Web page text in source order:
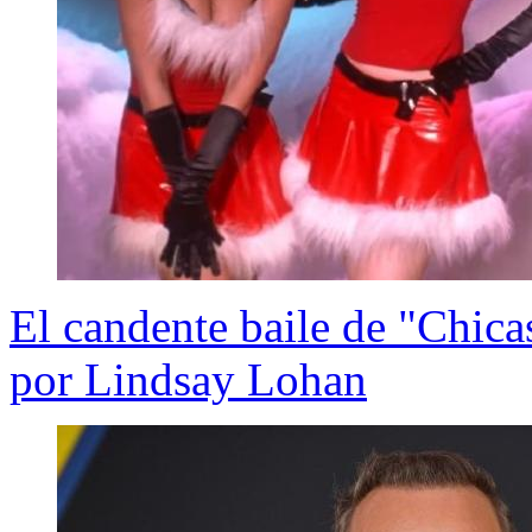
El candente baile de
por Lindsay Lohan